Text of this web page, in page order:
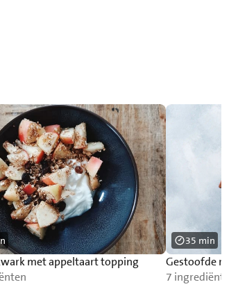
met appeltaart topping
Gestoofde
7 ingrediënten
35 min